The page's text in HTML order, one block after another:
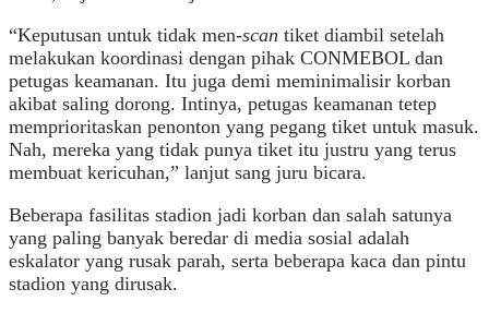
“Keputusan untuk tidak men-scan tiket diambil setelah
melakukan koordinasi dengan pihak CONMEBOL dan
petugas keamanan. Itu juga demi meminimalisir korban
akibat saling dorong. Intinya, petugas keamanan tetep
memprioritaskan penonton yang pegang tiket untuk masuk.
Nah, mereka yang tidak punya tiket itu justru yang terus
membuat kericuhan,” lanjut sang juru bicara.
Beberapa fasilitas stadion jadi korban dan salah satunya
yang paling banyak beredar di media sosial adalah
eskalator yang rusak parah, serta beberapa kaca dan pintu
stadion yang dirusak.